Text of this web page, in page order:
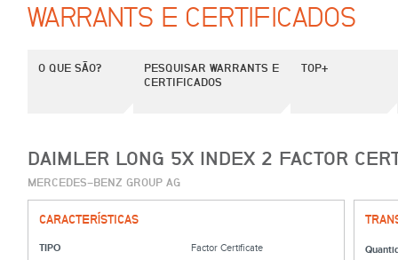
WARRANTS E CERTIFICADOS
O QUE SÃO?
PESQUISAR WARRANTS E
CERTIFICADOS
TOP+
DAIMLER LONG 5X INDEX 2 FACTOR
MERCEDES-BENZ GROUP AG
CARACTERÍSTICAS
TIPO
Factor Certificate